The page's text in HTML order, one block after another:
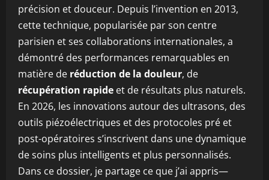
précision et douceur. Depuis l’invention en 2013,
cette technique, popularisée par son centre
parisien et ses collaborations internationales, a
démontré des performances remarquables en
matière de réduction de la douleur, de
récupération rapide et de résultats plus naturels.
En 2026, les innovations autour des ultrasons, des
outils piézoélectriques et des protocoles pré et
post-opératoires s’inscrivent dans une dynamique
de soins plus intelligents et plus personnalisés.
Dans ce dossier, je partage ce que j’ai appris—